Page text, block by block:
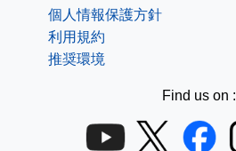
個人情報保護方針
利用規約
推奨環境
Find us on :